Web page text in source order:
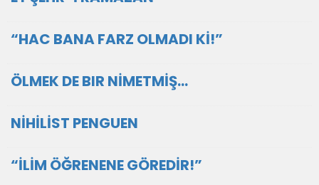
“HAC BANA FARZ OLMADI Kİ!”
ÖLMEK DE BIR NİMETMİŞ...
NİHİLİST PENGUEN
“İLİM ÖĞRENENE GÖREDİR!”